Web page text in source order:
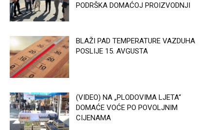
PODRŠKA DOMAĆOJ PROIZVODNJI
BLAŽI PAD TEMPERATURE VAZDUHA
POSLIJE 15. AVGUSTA
(VIDEO) NA „PLODOVIMA LJETA“
DOMAĆE VOĆE PO POVOLJNIM
CIJENAMA